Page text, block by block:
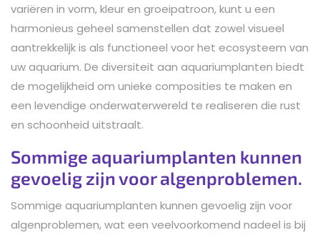
variëren in vorm, kleur en groeipatroon, kunt u een
harmonieus geheel samenstellen dat zowel visueel
aantrekkelijk is als functioneel voor het ecosysteem van
uw aquarium. De diversiteit aan aquariumplanten biedt
de mogelijkheid om unieke composities te maken en
een levendige onderwaterwereld te realiseren die rust
en schoonheid uitstraalt.
Sommige aquariumplanten kunnen
gevoelig zijn voor algenproblemen.
Sommige aquariumplanten kunnen gevoelig zijn voor
algenproblemen, wat een veelvoorkomend nadeel is bij